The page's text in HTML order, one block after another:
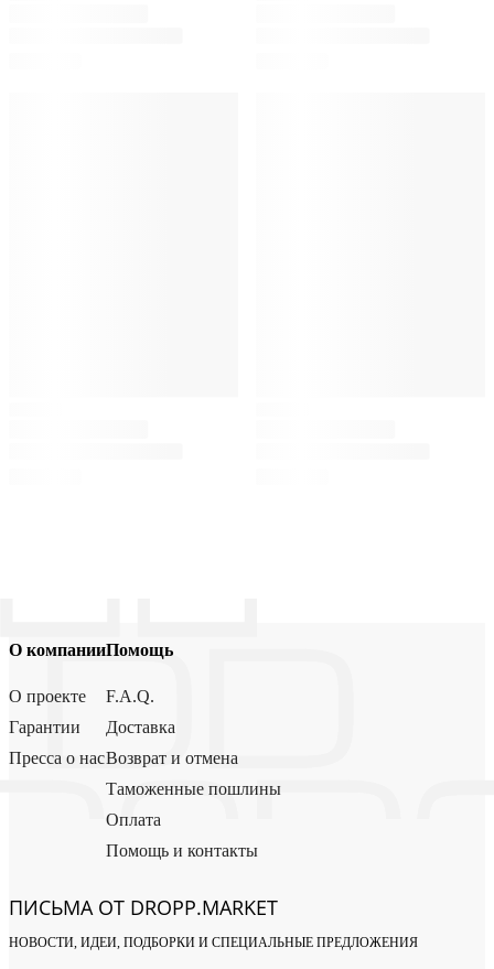
О компании
О проекте
Гарантии
Пресса о нас
Помощь
F.A.Q.
Доставка
Возврат и отмена
Таможенные пошлины
Оплата
Помощь и контакты
ПИСЬМА ОТ DROPP.MARKET
НОВОСТИ, ИДЕИ, ПОДБОРКИ И СПЕЦИАЛЬНЫЕ ПРЕДЛОЖЕНИЯ